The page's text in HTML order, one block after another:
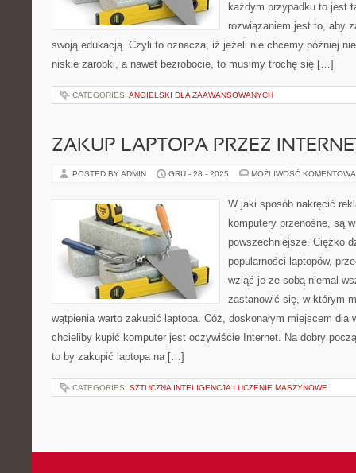
każdym przypadku to jest
rozwiązaniem jest to, aby
swoją edukacją. Czyli to oznacza, iż jeżeli nie chcemy później
niskie zarobki, a nawet bezrobocie, to musimy trochę się […]
CATEGORIES: ANGIELSKI DLA ZAAWANSOWANYCH
ZAKUP LAPTOPA PRZEZ
POSTED BY ADMIN GRU - 28 - 2025 MOŻLIWOŚĆ
W jaki sposób nakręcić
komputery przenośne, są
powszechniejsze. Ciężko
popularności laptopów,
wziąć je ze sobą niemal
zastanowić się, w którym
wątpienia warto zakupić laptopa. Cóż, doskonałym miejscem
chcieliby kupić komputer jest oczywiście Internet. Na dobry
to by zakupić laptopa na […]
CATEGORIES: SZTUCZNA INTELIGENCJA I UCZENIE MASZYNOWE